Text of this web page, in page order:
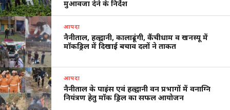
मुआवजा देने के निर्देश
आपदा
नैनीताल, हल्द्वानी, कालाढूंगी, कैंचीधाम व खनस्यू में
मॉकड्रिल में दिखाई बचाव दलों ने ताकत
आपदा
नैनीताल के पाइंस एवं हल्द्वानी वन प्रभागों में वनाग्नि
नियंत्रण हेतु मॉक ड्रिल का सफल आयोजन